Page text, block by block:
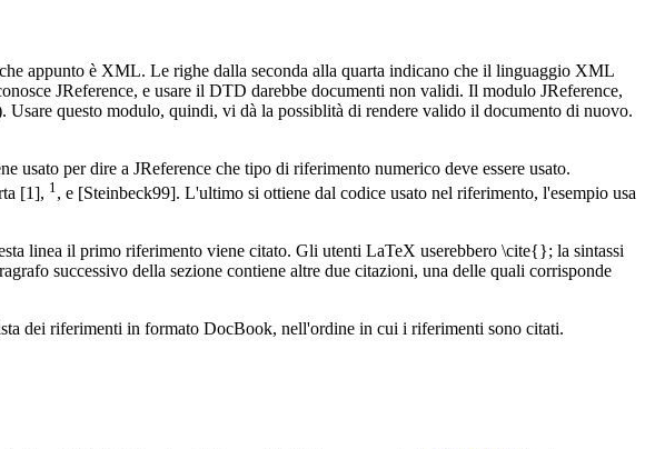
appunto è XML. Le righe dalla seconda alla quarta indicano che il linguaggio XML
JReference, e usare il DTD darebbe documenti non validi. Il modulo JReference,
questo modulo, quindi, vi dà la possiblità di rendere valido il documento di nuovo.
per dire a JReference che tipo di riferimento numerico deve essere usato.
[1], 1 , e [Steinbeck99]. L'ultimo si ottiene dal codice usato nel riferimento, l'esempio usa
linea il primo riferimento viene citato. Gli utenti LaTeX userebbero \cite{}; la sintassi
successivo della sezione contiene altre due citazioni, una delle quali corrisponde
dei riferimenti in formato DocBook, nell'ordine in cui i riferimenti sono citati.